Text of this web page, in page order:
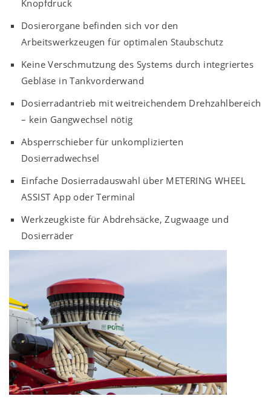
Knopfdruck
Dosierorgane befinden sich vor den
Arbeitswerkzeugen für optimalen Staubschutz
Keine Verschmutzung des Systems durch integriertes
Gebläse in Tankvorderwand
Dosierradantrieb mit weitreichendem Drehzahlbereich
– kein Gangwechsel nötig
Absperrschieber für unkomplizierten
Dosierradwechsel
Einfache Dosierradauswahl über METERING WHEEL
ASSIST App oder Terminal
Werkzeugkiste für Abdrehsäcke, Zugwaage und
Dosierräder